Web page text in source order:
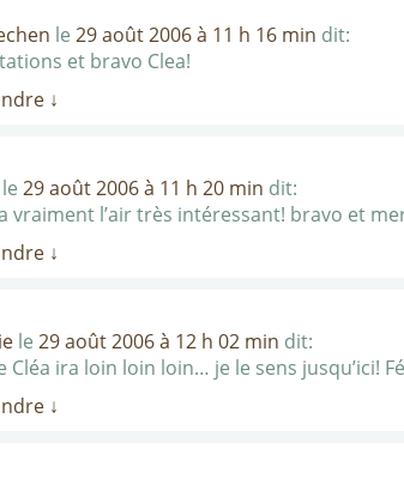
le 29 août 2006 à 11 h 16 min dit:
et bravo Clea!
↓
le 29 août 2006 à 11 h 20 min dit:
vraiment l’air très intéressant! bravo et
↓
le 29 août 2006 à 12 h 02 min dit:
Cléa ira loin loin loin… je le sens jusqu’ici!
↓